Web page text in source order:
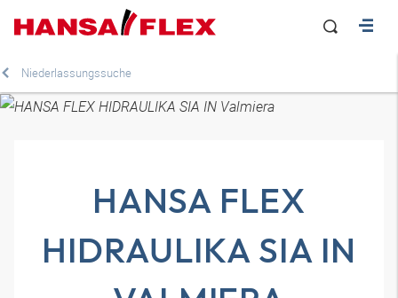
Niederlassungssuche
HANSA FLEX
HIDRAULIKA SIA IN